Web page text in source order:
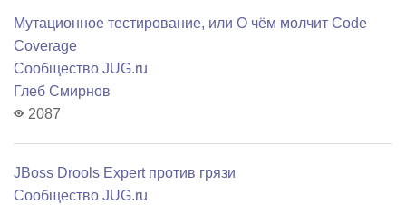
Мутационное тестирование, или О чём молчит Code
Coverage
Сообщество JUG.ru
Глеб Смирнов
2087
JBoss Drools Expert против грязи
Сообщество JUG.ru